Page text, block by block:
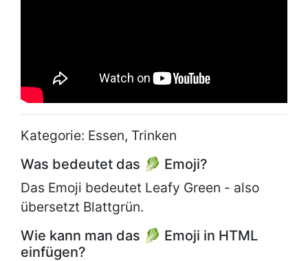
Kategorie: Essen, Trinken
Was bedeutet das 🥬 Emoji?
Das Emoji bedeutet Leafy Green - also
übersetzt Blattgrün.
Wie kann man das 🥬 Emoji in HTML
einfügen?